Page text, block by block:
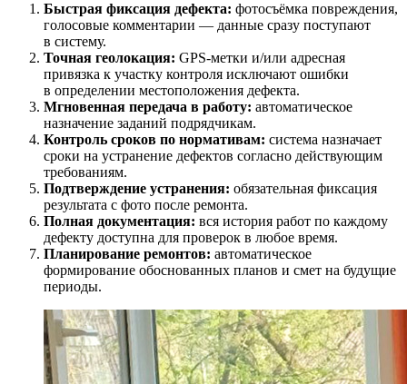
Быстрая фиксация дефекта: фотосъёмка повреждения,
голосовые комментарии — данные сразу поступают
в систему.
Точная геолокация: GPS-метки и/или адресная
привязка к участку контроля исключают ошибки
в определении местоположения дефекта.
Мгновенная передача в работу: автоматическое
назначение заданий подрядчикам.
Контроль сроков по нормативам: система назначает
сроки на устранение дефектов согласно действующим
требованиям.
Подтверждение устранения: обязательная фиксация
результата с фото после ремонта.
Полная документация: вся история работ по каждому
дефекту доступна для проверок в любое время.
Планирование ремонтов: автоматическое
формирование обоснованных планов и смет на будущие
периоды.